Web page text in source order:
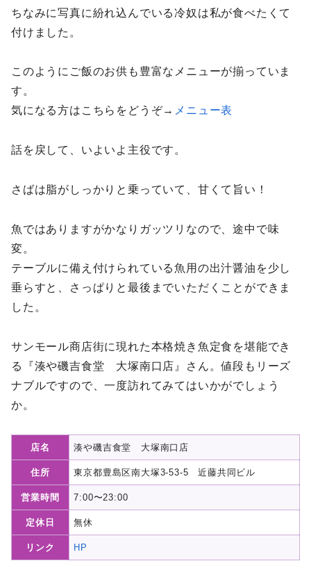
ちなみに写真に紛れ込んでいる冷奴は私が食べたくて
付けました。
このようにご飯のお供も豊富なメニューが揃っていま
す。
気になる方はこちらをどうぞ→ メニュー表
話を戻して、いよいよ主役です。
さばは脂がしっかりと乗っていて、甘くて旨い！
魚ではありますがかなりガッツリなので、途中で味
変。
テーブルに備え付けられている魚用の出汁醤油を少し
垂らすと、さっぱりと最後までいただくことができま
した。
サンモール商店街に現れた本格焼き魚定食を堪能でき
る『湊や磯吉食堂 大塚南口店』さん。値段もリーズ
ナブルですので、一度訪れてみてはいかがでしょう
か。
店名 湊や磯吉食堂 大塚南口店
住所 東京都豊島区南大塚3-53-5 近藤共同ビル
営業時間 7:00〜23:00
定休日 無休
リンク HP